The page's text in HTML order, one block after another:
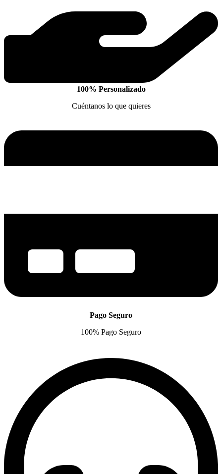
100% Personalizado
Cuéntanos lo que quieres
Pago Seguro
100% Pago Seguro